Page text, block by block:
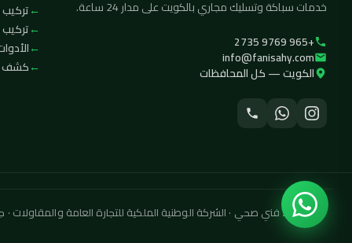
خدمات سباكة وتسليك مجاري بالكويت على مدار 24 ساعة.
+965 9769 2735
info@fanisahy.com
الكويت — كل المحافظات
تركيب
كشف
© 2026 فني صحي · الشركة الوطنية الملكية للتجارة العامة والمقاولات · جميع الحقوق محفوظة